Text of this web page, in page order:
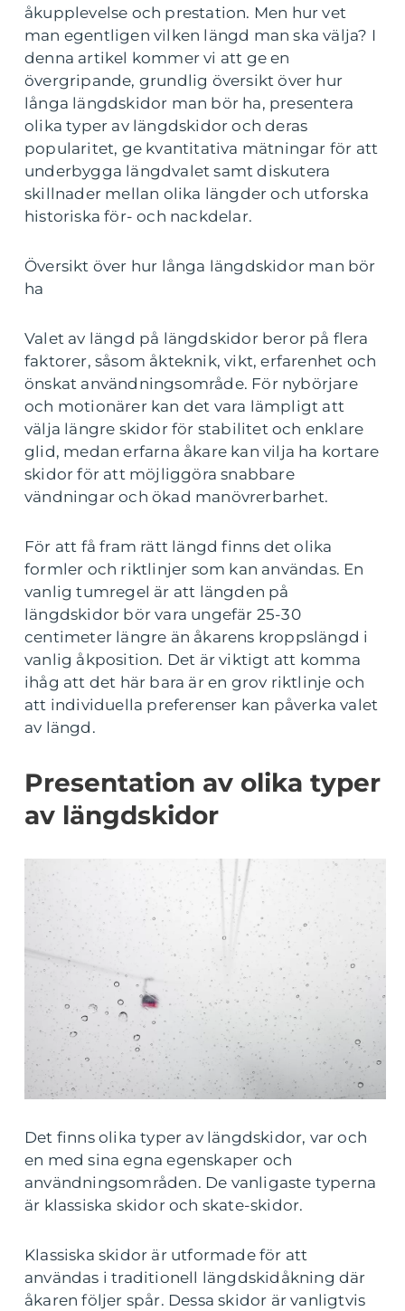
åkupplevelse och prestation. Men hur vet
man egentligen vilken längd man ska välja? I
denna artikel kommer vi att ge en
övergripande, grundlig översikt över hur
långa längdskidor man bör ha, presentera
olika typer av längdskidor och deras
popularitet, ge kvantitativa mätningar för att
underbygga längdvalet samt diskutera
skillnader mellan olika längder och utforska
historiska för- och nackdelar.
Översikt över hur långa längdskidor man bör
ha
Valet av längd på längdskidor beror på flera
faktorer, såsom åkteknik, vikt, erfarenhet och
önskat användningsområde. För nybörjare
och motionärer kan det vara lämpligt att
välja längre skidor för stabilitet och enklare
glid, medan erfarna åkare kan vilja ha kortare
skidor för att möjliggöra snabbare
vändningar och ökad manövrerbarhet.
För att få fram rätt längd finns det olika
formler och riktlinjer som kan användas. En
vanlig tumregel är att längden på
längdskidor bör vara ungefär 25-30
centimeter längre än åkarens kroppslängd i
vanlig åkposition. Det är viktigt att komma
ihåg att det här bara är en grov riktlinje och
att individuella preferenser kan påverka valet
av längd.
Presentation av olika typer
av längdskidor
Det finns olika typer av längdskidor, var och
en med sina egna egenskaper och
användningsområden. De vanligaste typerna
är klassiska skidor och skate-skidor.
Klassiska skidor är utformade för att
användas i traditionell längdskidåkning där
åkaren följer spår. Dessa skidor är vanligtvis